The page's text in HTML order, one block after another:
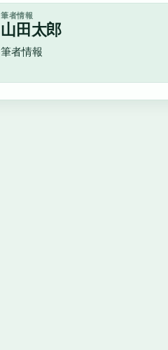
筆者情報
山田太郎
筆者情報